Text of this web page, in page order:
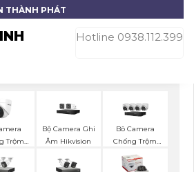
THÀNH PHÁT
Hotline 0938.112.399
Trộm
Bộ Camera Ghi
Âm Hikvision
Bô Camera
Chống Trộm
Hikvision